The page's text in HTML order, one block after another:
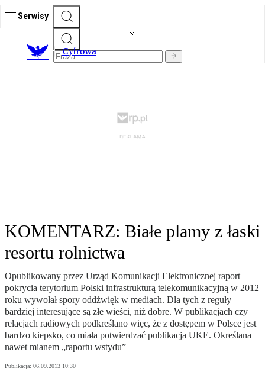
Serwisy
Cyfrowa
KOMENTARZ: Białe plamy z łaski
resortu rolnictwa
Opublikowany przez Urząd Komunikacji Elektronicznej raport
pokrycia terytorium Polski infrastrukturą telekomunikacyjną w 2012
roku wywołał spory oddźwięk w mediach. Dla tych z reguły
bardziej interesujące są złe wieści, niż dobre. W publikacjach czy
relacjach radiowych podkreślano więc, że z dostępem w Polsce jest
bardzo kiepsko, co miała potwierdzać publikacja UKE. Określana
nawet mianem „raportu wstydu”
Publikacja: 06.09.2013 10:30